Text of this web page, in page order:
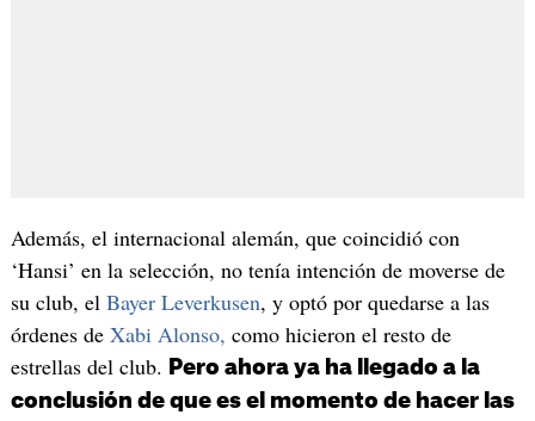
Además, el internacional alemán, que coincidió con
‘Hansi’ en la selección, no tenía intención de moverse de
su club, el Bayer Leverkusen, y optó por quedarse a las
órdenes de Xabi Alonso, como hicieron el resto de
estrellas del club.
Pero ahora ya ha llegado a la
conclusión de que es el momento de hacer las